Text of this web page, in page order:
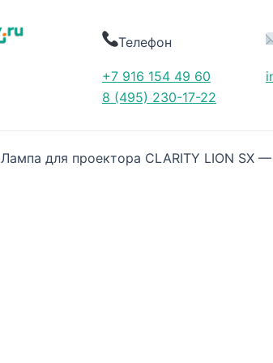
Телефон
+7 916 154 49 60
8 (495) 230-17-22
Лампа для проектора CLARITY LION SX